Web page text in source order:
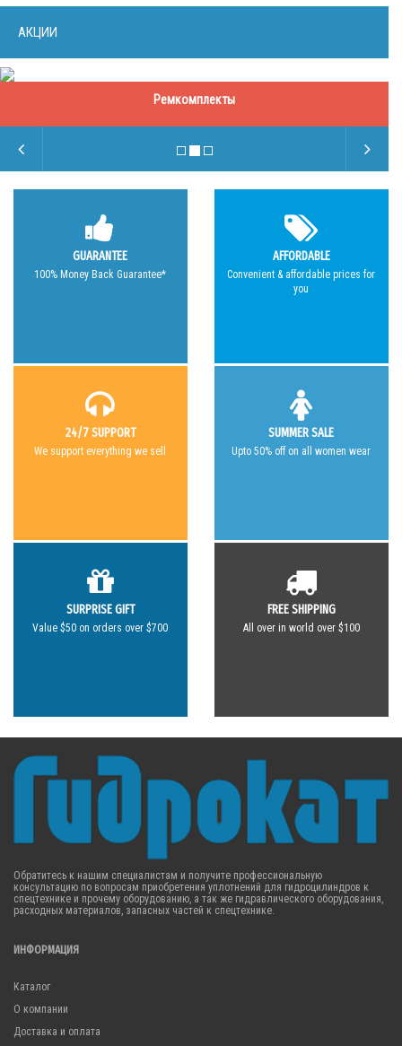
АКЦИИ
Ремкомплекты
GUARANTEE
100% Money Back Guarantee*
AFFORDABLE
Convenient & affordable prices for
you
24/7 SUPPORT
We support everything we sell
SUMMER SALE
Upto 50% off on all women wear
SURPRISE GIFT
Value $50 on orders over $700
FREE SHIPPING
All over in world over $100
Обратитесь к нашим специалистам и получите профессиональную
консультацию по вопросам приобретения уплотнений для гидроцилиндров к
спецтехнике и прочему оборудованию, а так же гидравлического оборудования,
расходных материалов, запасных частей к спецтехнике.
ИНФОРМАЦИЯ
Каталог
О компании
Доставка и оплата